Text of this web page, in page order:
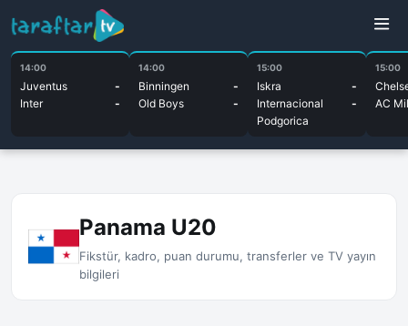
14:00
Juventus
-
Inter
-
14:00
Binningen
-
Old Boys
-
15:00
Iskra
-
Internacional
Podgorica
-
15:00
AC
Panama U20
Fikstür, kadro, puan durumu, transferler ve TV yayın
bilgileri